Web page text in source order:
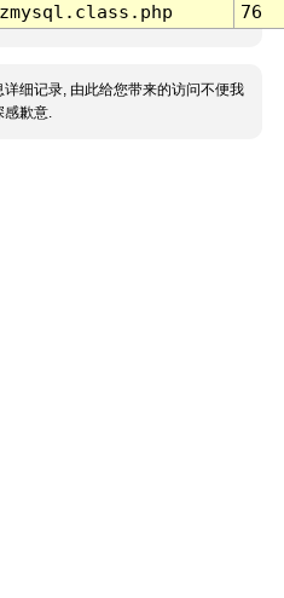
76
详细记录, 由此给您带来的访问不便我
感歉意.